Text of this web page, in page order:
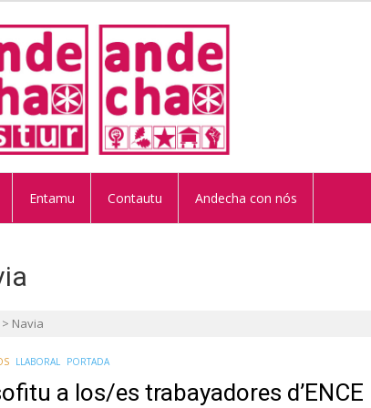
ASTUR
Entamu Contautu Andecha con nós
> Navia
LLABORAL PORTADA
a los/es trabayadores d’ENCE